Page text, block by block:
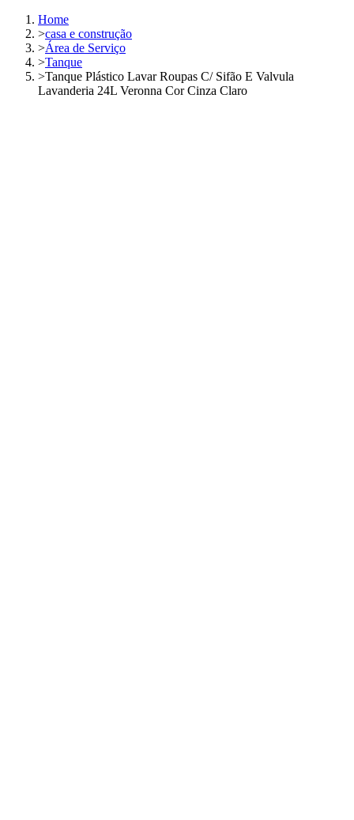
Home
>casa e construção
>Área de Serviço
>Tanque
>Tanque Plástico Lavar Roupas C/ Sifão E Valvula
Lavanderia 24L Veronna Cor Cinza Claro